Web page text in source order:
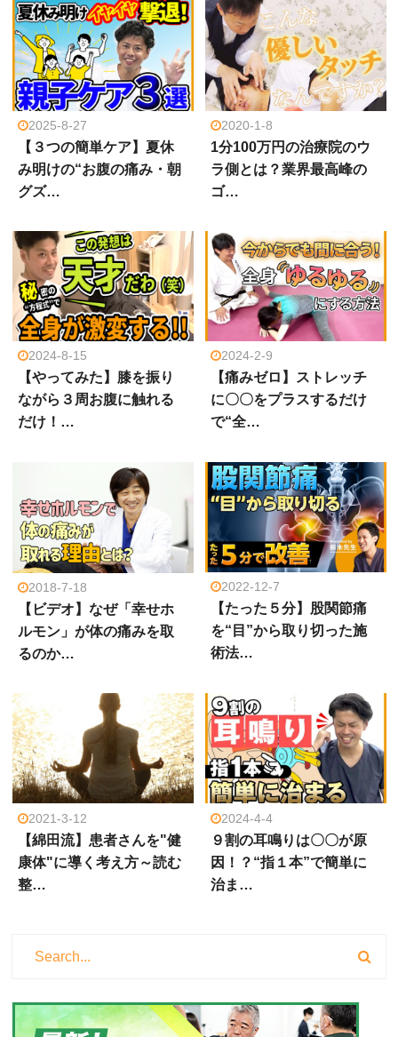
2025-8-27
【３つの簡単ケア】夏休
み明けの“お腹の痛み・朝
グズ…
2020-1-8
1分100万円の治療院のウ
ラ側とは？業界最高峰の
ゴ…
2024-8-15
【やってみた】膝を振り
ながら３周お腹に触れる
だけ！…
2024-2-9
【痛みゼロ】ストレッチ
に〇〇をプラスするだけ
で“全…
2018-7-18
【ビデオ】なぜ「幸せホ
ルモン」が体の痛みを取
るのか…
2022-12-7
【たった５分】股関節痛
を“目”から取り切った施
術法…
2021-3-12
【綿田流】患者さんを"健
康体"に導く考え方～読む
整…
2024-4-4
９割の耳鳴りは〇〇が原
因！？“指１本”で簡単に
治ま…